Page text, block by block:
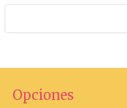
Opciones